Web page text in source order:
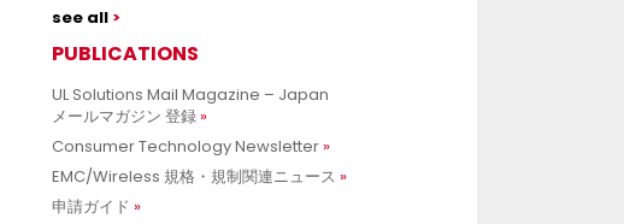
see all
PUBLICATIONS
UL Solutions Mail Magazine – Japan
メールマガジン 登録
Consumer Technology Newsletter
EMC/Wireless 規格・規制関連ニュース
申請ガイド